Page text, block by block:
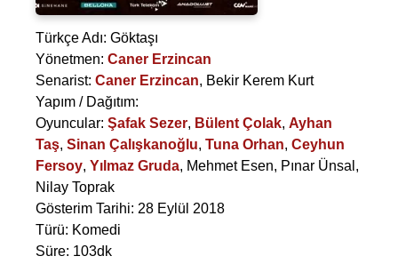
Türkçe Adı: Göktaşı
Yönetmen: Caner Erzincan
Senarist: Caner Erzincan, Bekir Kerem Kurt
Yapım / Dağıtım:
Oyuncular: Şafak Sezer, Bülent Çolak, Ayhan
Taş, Sinan Çalışkanoğlu, Tuna Orhan, Ceyhun
Fersoy, Yılmaz Gruda, Mehmet Esen, Pınar Ünsal ,
Nilay Toprak
Gösterim Tarihi: 28 Eylül 2018
Türü: Komedi
Süre: 103dk